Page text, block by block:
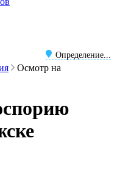
Определение...
Осмотр на